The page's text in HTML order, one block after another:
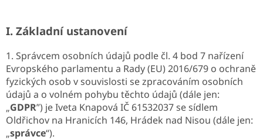
I. Základní ustanovení
1. Správcem osobních údajů podle čl. 4 bod 7 nařízení
Evropského parlamentu a Rady (EU) 2016/679 o ochraně
fyzických osob v souvislosti se zpracováním osobních
údajů a o volném pohybu těchto údajů (dále jen:
„GDPR”) je Iveta Knapová IČ 61532037 se sídlem
Oldřichov na Hranicích 146, Hrádek nad Nisou (dále jen:
„správce“).